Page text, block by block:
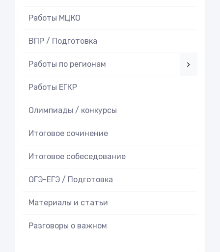
Работы МЦКО
ВПР / Подготовка
Работы по регионам
Работы ЕГКР
Олимпиады / конкурсы
Итоговое cочинение
Итоговое cобеседование
ОГЭ-ЕГЭ / Подготовка
Материалы и статьи
Разговоры о важном